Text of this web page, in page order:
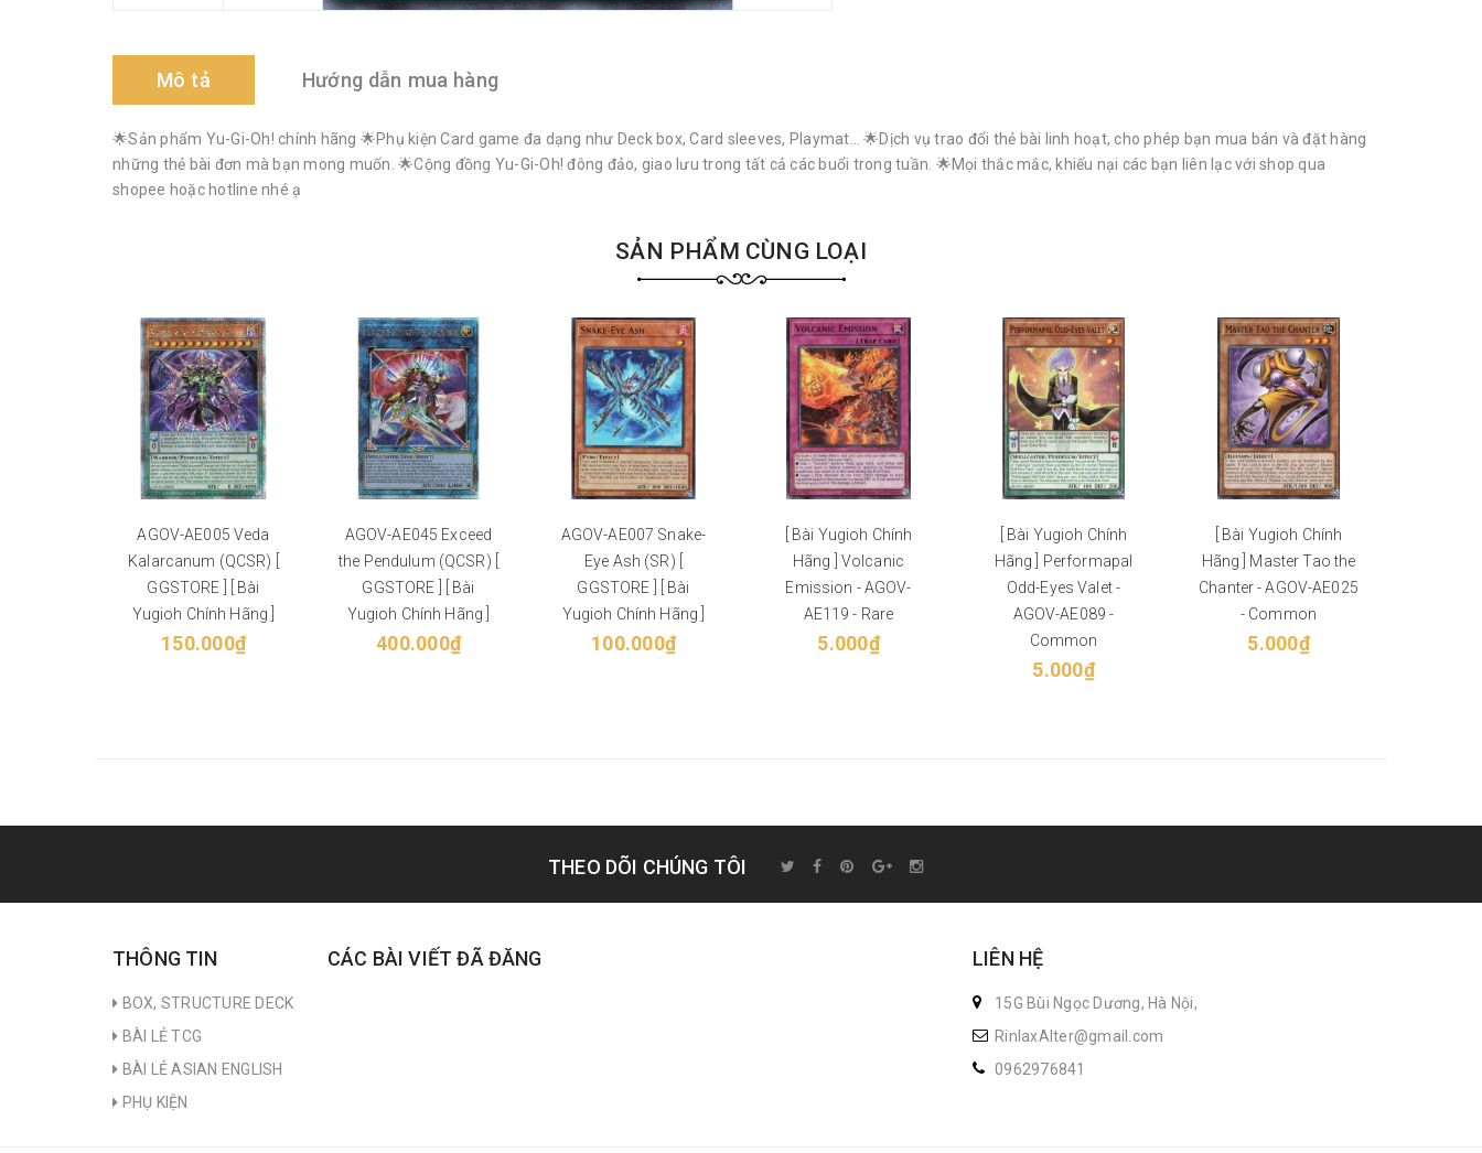
Mô tả Hướng dẫn mua hàng
🌟Sản phẩm Yu-Gi-Oh! chính hãng 🌟Phụ kiện Card game đa dạng như Deck box, Card sleeves, Playmat… 🌟Dịch vụ trao đổi thẻ bài linh hoạt, cho phép bạn mua bán và đặt hàng
những thẻ bài đơn mà bạn mong muốn. 🌟Cộng đồng Yu-Gi-Oh! đông đảo, giao lưu trong tất cả các buổi trong tuần. 🌟Mọi thắc mắc, khiếu nại các bạn liên lạc với shop qua
shopee hoặc hotline nhé ạ
SẢN PHẨM CÙNG LOẠI
AGOV-AE005 Veda
Kalarcanum (QCSR) [
GGSTORE ] [ Bài
Yugioh Chính Hãng ]
150.000₫
AGOV-AE045 Exceed
the Pendulum (QCSR) [
GGSTORE ] [ Bài
Yugioh Chính Hãng ]
400.000₫
AGOV-AE007 Snake-
Eye Ash (SR) [
GGSTORE ] [ Bài
Yugioh Chính Hãng ]
100.000₫
[ Bài Yugioh Chính
Hãng ] Volcanic
Emission - AGOV-
AE119 - Rare
5.000₫
[ Bài Yugioh Chính
Hãng ] Performapal
Odd-Eyes Valet -
AGOV-AE089 -
Common
5.000₫
[ Bài Yugioh Chính
Hãng ] Master Tao the
Chanter - AGOV-AE025
- Common
5.000₫
THEO DÕI CHÚNG TÔI
THÔNG TIN
BOX, STRUCTURE DECK
BÀI LẺ TCG
BÀI LẺ ASIAN ENGLISH
PHỤ KIỆN
CÁC BÀI VIẾT ĐÃ ĐĂNG LIÊN HỆ
15G Bùi Ngọc Dương, Hà Nội,
RinlaxAlter@gmail.com
0962976841